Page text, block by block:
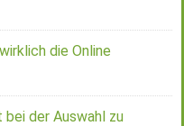
die Online
der Auswahl zu